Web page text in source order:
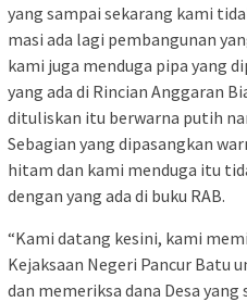
yang sampai sekarang kami
masi ada lagi pembangunan
kami juga menduga pipa yang
yang ada di Rincian Anggaran
dituliskan itu berwarna putih
Sebagian yang dipasangkan
hitam dan kami menduga itu
dengan yang ada di buku RAB.
“Kami datang kesini, kami
Kejaksaan Negeri Pancur Batu
dan memeriksa dana Desa